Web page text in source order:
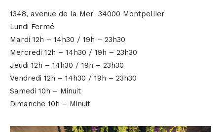
1348, avenue de la Mer 34000 Montpellier
Lundi Fermé
Mardi 12h – 14h30 / 19h – 23h30
Mercredi 12h – 14h30 / 19h – 23h30
Jeudi 12h – 14h30 / 19h – 23h30
Vendredi 12h – 14h30 / 19h – 23h30
Samedi 10h – Minuit
Dimanche 10h – Minuit